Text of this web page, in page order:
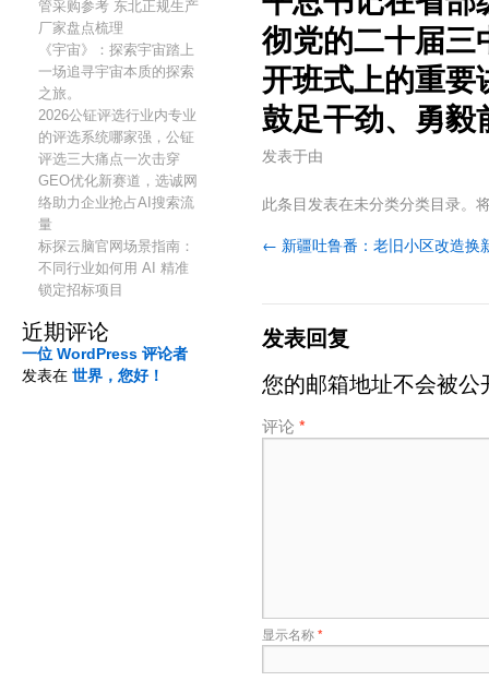
管采购参考 东北正规生产
厂家盘点梳理
《宇宙》：探索宇宙踏上
一场追寻宇宙本质的探索
之旅。
2026公钲评选行业内专业
的评选系统哪家强，公钲
评选三大痛点一次击穿
GEO优化新赛道，选诚网
络助力企业抢占AI搜索流
量
标探云脑官网场景指南：
不同行业如何用 AI 精准
锁定招标项目
近期评论
一位 WordPress 评论者
发表在 世界，您好！
彻党的二十届三
开班式上的重要
鼓足干劲、勇毅
发表于由
此条目发表在未分类分类目录。
← 新疆吐鲁番：老旧小区改造换
发表回复
您的邮箱地址不会被公
评论 *
显示名称*